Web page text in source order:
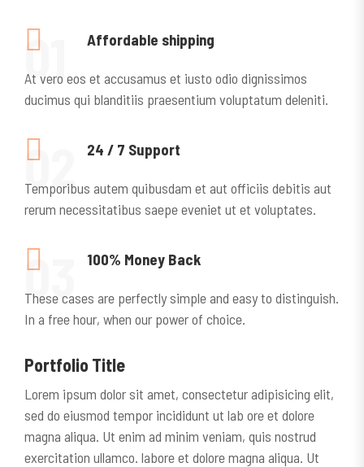
Affordable shipping
01
At vero eos et accusamus et iusto odio dignissimos
ducimus qui blanditiis praesentium voluptatum deleniti.
24 / 7 Support
02
Temporibus autem quibusdam et aut officiis debitis aut
rerum necessitatibus saepe eveniet ut et voluptates.
100% Money Back
03
These cases are perfectly simple and easy to distinguish.
In a free hour, when our power of choice.
Portfolio Title
Lorem ipsum dolor sit amet, consectetur adipisicing elit,
sed do eiusmod tempor incididunt ut lab ore et dolore
magna aliqua. Ut enim ad minim veniam, quis nostrud
exercitation ullamco. labore et dolore magna aliqua. Ut